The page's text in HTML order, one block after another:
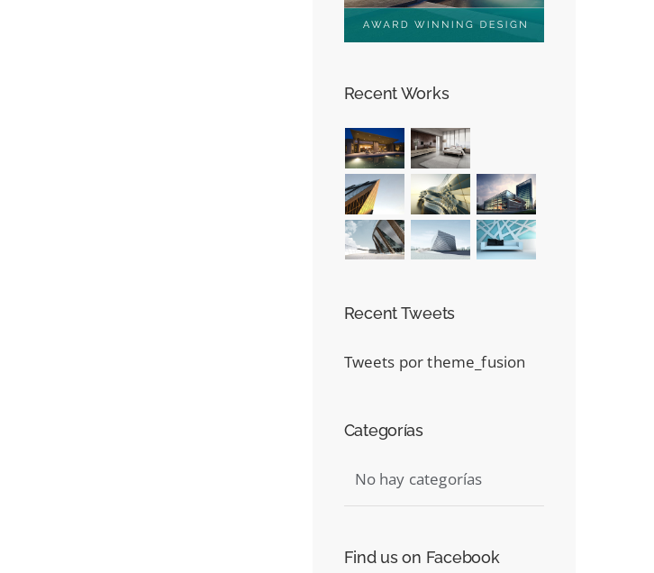
Recent Works
Recent Tweets
Tweets por theme_fusion
Categorías
No hay categorías
Find us on Facebook